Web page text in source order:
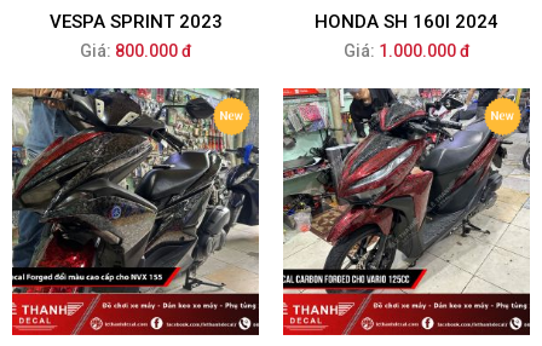
VESPA SPRINT 2023
Giá: 800.000 đ
HONDA SH 160I 2024
Giá: 1.000.000 đ